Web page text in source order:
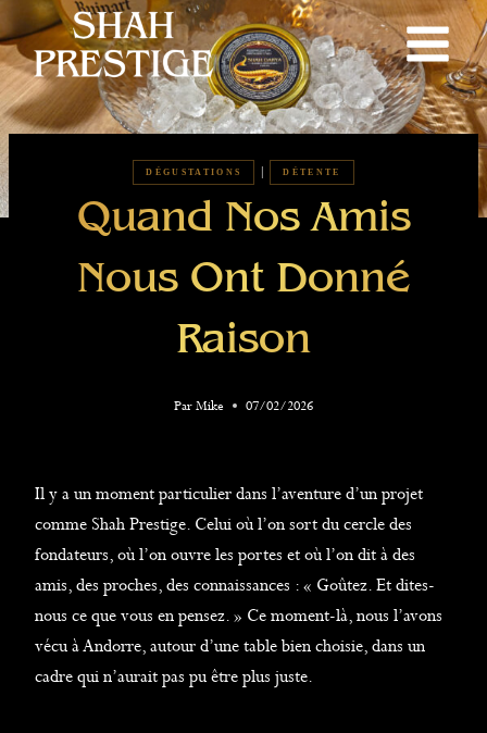
to
content
DÉGUSTATIONS | DÉTENTE
Quand Nos Amis
Nous Ont Donné
Raison
ParMike 07/02/2026
Il y a un moment particulier dans l’aventure d’un projet
comme Shah Prestige. Celui où l’on sort du cercle des
fondateurs, où l’on ouvre les portes et où l’on dit à des
amis, des proches, des connaissances : « Goûtez. Et dites-
nous ce que vous en pensez. » Ce moment-là, nous l’avons
vécu à Andorre, autour d’une table bien choisie, dans un
cadre qui n’aurait pas pu être plus juste.